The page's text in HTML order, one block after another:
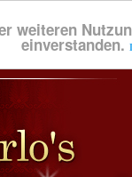
weiteren
einverstanden.